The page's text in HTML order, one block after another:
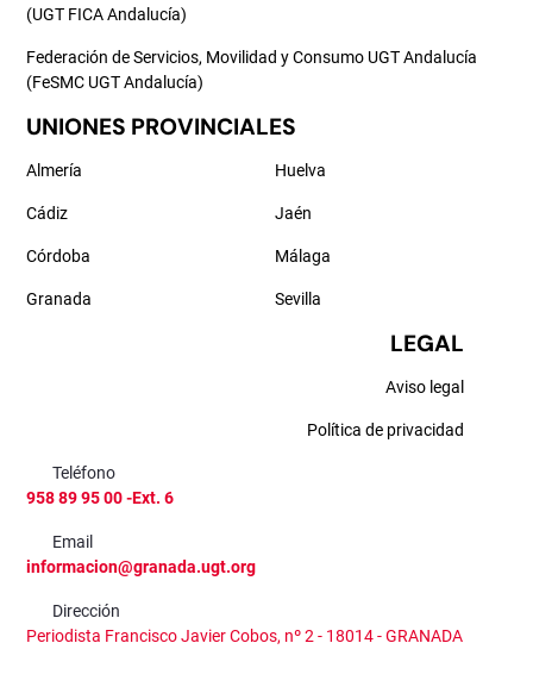
(UGT FICA Andalucía)
Federación de Servicios, Movilidad y Consumo UGT Andalucía
(FeSMC UGT Andalucía)
UNIONES PROVINCIALES
Almería
Cádiz
Córdoba
Granada
Huelva
Jaén
Málaga
Sevilla
LEGAL
Aviso legal
Política de privacidad
Teléfono
958 89 95 00 -Ext. 6
Email
informacion@granada.ugt.org
Dirección
Periodista Francisco Javier Cobos, nº 2 - 18014 - GRANADA